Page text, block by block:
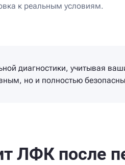
к реальным условиям.
диагностики, учитывая
но и полностью
ЛФК после